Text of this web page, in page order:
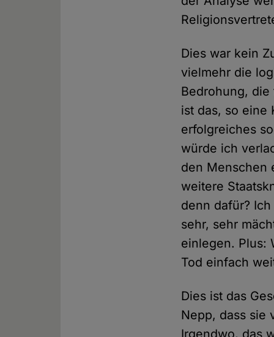
Dies war kein
vielmehr die
Bedrohung,
ist das, so eine
erfolgreiches
würde ich
den Menschen
weitere
denn dafür?
sehr, sehr
einlegen. Plus:
Tod einfach
Dies ist das
Nepp, dass sie